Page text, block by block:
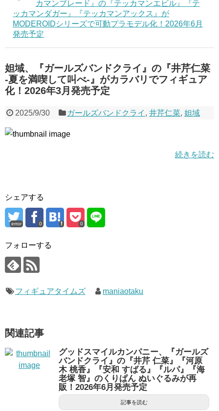
カマンブレード』の『テッカマンエビル』『テ
ッカマンダガー』『テッカマンアックス』が
MODEROIDシリーズで可動プラモデル化！2026年6月
発売予定
妲域、『ガールズバンドクライ』の『井芹仁菜
-夏を満喫して叫べ-』がカラバリでフィギュア
化！2026年3月発売予定
2025/9/30 ガールズバンドクライ ,井芹仁菜,妲域
続きを読む
シェアする
error 0 0
フォローする
フィギュアタイムズ maniaotaku
関連記事
グッドスマイルカンパニー、『ガールズ
バンドクライ』の『井芹 仁菜』『河原
木 桃香』『安和 すばる』『ルパ』『海
老塚 智』のくりぱん ぬいぐるみが再
販！2026年6月発売予定
記事を読む